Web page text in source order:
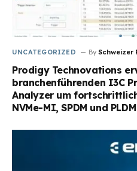
UNCATEGORIZED By Schweizer
Prodigy Technovations
branchenführenden I3C
Analyzer um
NVMe-MI, SPDM und